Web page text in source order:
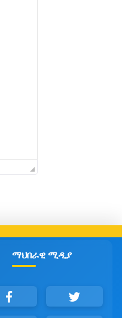
ማህበራዊ ሚዲያ